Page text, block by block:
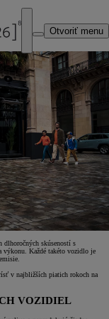
Otvoriť menu
dlhoročných skúseností s
Každé takéto vozidlo je
v najbližších piatich rokoch na
VOZIDIEL